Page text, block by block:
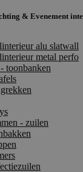
& Evenement
alu slatwall
metal perfo
toonbanken
- zuilen